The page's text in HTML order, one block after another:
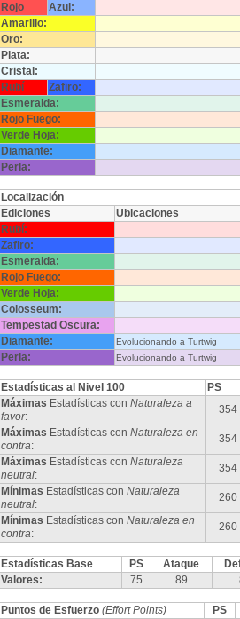
Rojo
Azul:
Amarillo:
Oro:
Plata:
Cristal:
Rubí
Zafiro:
Esmeralda:
Rojo Fuego:
Verde Hoja:
Diamante:
Perla:
Localización
Ediciones
Ubicaciones
Rubí:
Zafiro:
Esmeralda:
Rojo Fuego:
Verde Hoja:
Colosseum:
Tempestad Oscura:
Diamante:
Evolucionando a Turtwig
Perla: Evolucionando a Turtwig
Estadísticas al Nivel 100
PS
Máximas Estadísticas con Naturaleza a
favor:
354
Máximas Estadísticas con Naturaleza en
contra:
354
Máximas Estadísticas con Naturaleza
neutral:
354
Mínimas Estadísticas con Naturaleza
neutral:
260
Mínimas Estadísticas con Naturaleza en
contra:
260
Estadísticas Base PS Ataque
Valores:
75 89
Puntos de Esfuerzo (Effort Points)
PS